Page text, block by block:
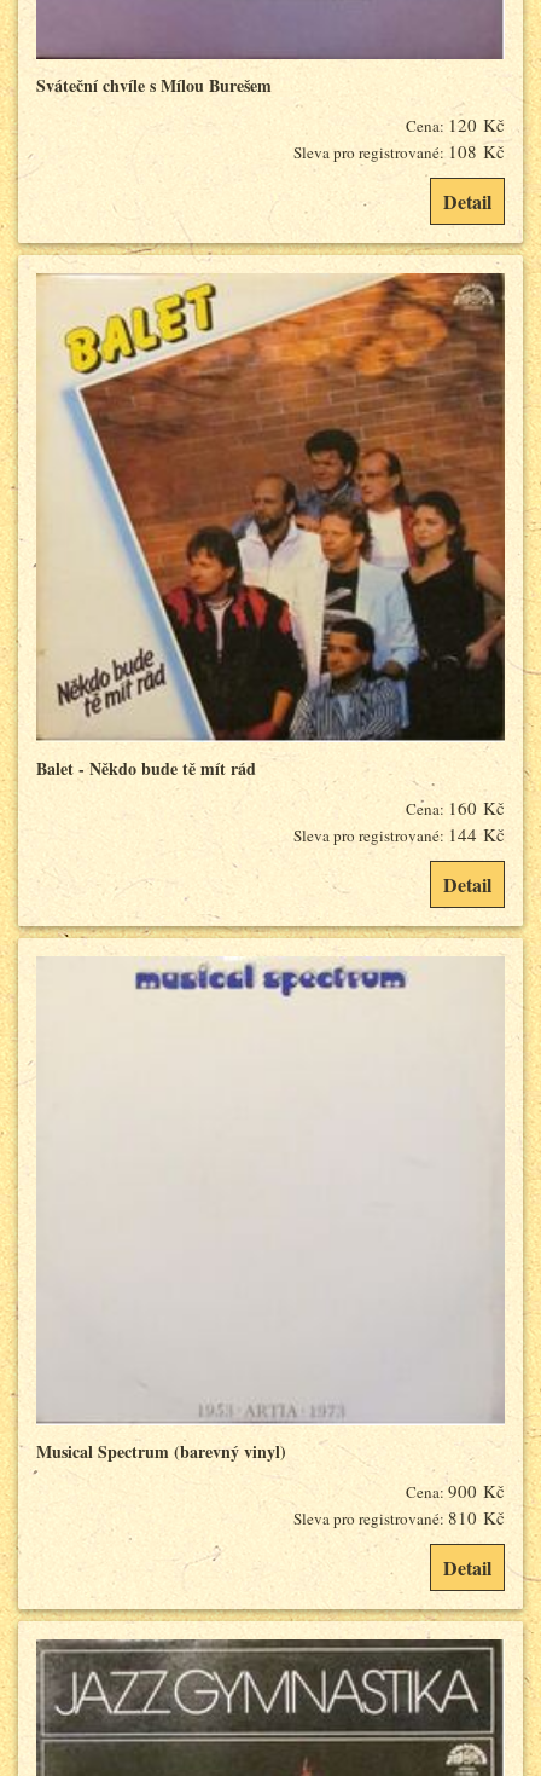
Sváteční chvíle s Mílou Burešem
Cena: 120 Kč
Sleva pro registrované: 108 Kč
Detail
Balet - Někdo bude tě mít rád
Cena: 160 Kč
Sleva pro registrované: 144 Kč
Detail
Musical Spectrum (barevný vinyl)
Cena: 900 Kč
Sleva pro registrované: 810 Kč
Detail